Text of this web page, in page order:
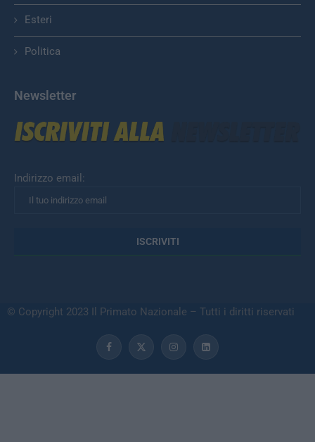
Esteri
Politica
Newsletter
Indirizzo email:
© Copyright 2023 Il Primato Nazionale – Tutti i diritti riservati